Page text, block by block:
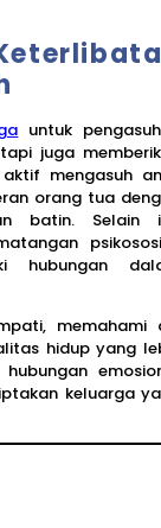
untuk
juga
mengasuh
orang tua
batin. Selain
hubungan
memahami
hidup yang
keluarga